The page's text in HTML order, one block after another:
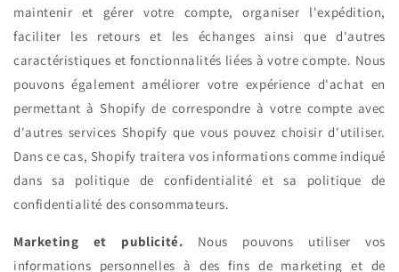
maintenir et gérer votre compte, organiser l'expédition,
faciliter les retours et les échanges ainsi que d'autres
caractéristiques et fonctionnalités liées à votre compte. Nous
pouvons également améliorer votre expérience d'achat en
permettant à Shopify de correspondre à votre compte avec
d'autres services Shopify que vous pouvez choisir d'utiliser.
Dans ce cas, Shopify traitera vos informations comme indiqué
dans sa politique de confidentialité et sa politique de
confidentialité des consommateurs.
Marketing et publicité. Nous pouvons utiliser vos
informations personnelles à des fins de marketing et de